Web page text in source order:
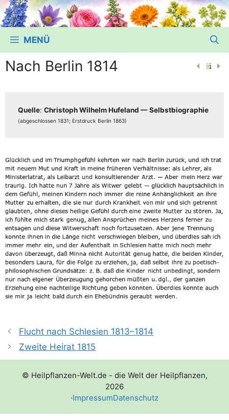
MENÜ
Nach Berlin 1814
Quel­le: Chris­toph Wil­helm Hufe­land — Selbst­bio­gra­phie
(abge­schlos­sen 1831; Erst­druck Ber­lin 1863)
Flucht nach Schlesien 1813–1814
Zweite Heirat 1815
© Heilpflanzen-Welt.de - die Welt der Heilpflanzen,
2026
·ImpressumDatenschutz